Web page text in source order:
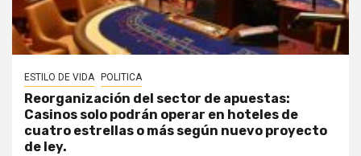
ESTILO DE VIDA POLITICA
Reorganización del sector de apuestas:
Casinos solo podrán operar en hoteles de
cuatro estrellas o más según nuevo proyecto
de ley.